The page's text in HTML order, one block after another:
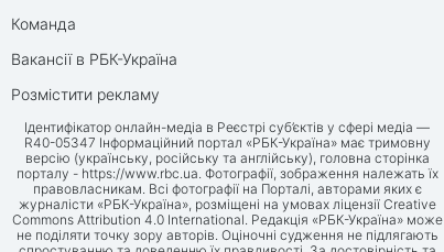
Команда
Вакансії в РБК-Україна
Розмістити рекламу
Ідентифікатор онлайн-медіа в Реєстрі суб’єктів у сфері медіа —
R40-05347 Інформаційний портал «РБК-Україна» має тримовну
версію (українську, російську та англійську), головна сторінка
порталу - https://www.rbc.ua. Фотографії, зображення належать їх
правовласникам. Всі фотографії на Порталі, авторами яких є
журналісти «РБК-Україна», розміщені на умовах ліцензії Creative
Commons Attribution 4.0 International. Редакція «РБК-Україна» може
не поділяти точку зору авторів. Оціночні судження не підлягають